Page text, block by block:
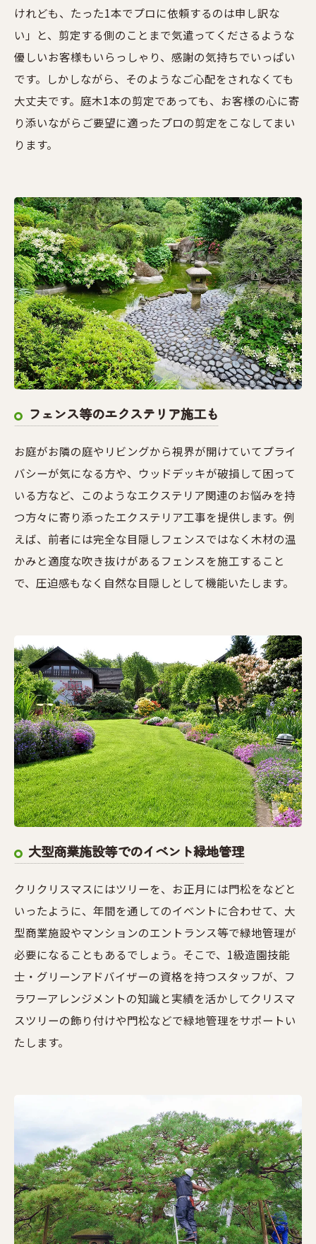
けれども、たった1本でプロに依頼するのは申し訳な
い」と、剪定する側のことまで気遣ってくださるような
優しいお客様もいらっしゃり、感謝の気持ちでいっぱい
です。しかしながら、そのようなご心配をされなくても
大丈夫です。庭木1本の剪定であっても、お客様の心に寄
り添いながらご要望に適ったプロの剪定をこなしてまい
ります。
フェンス等のエクステリア施工も
お庭がお隣の庭やリビングから視界が開けていてプライ
バシーが気になる方や、ウッドデッキが破損して困って
いる方など、このようなエクステリア関連のお悩みを持
つ方々に寄り添ったエクステリア工事を提供します。例
えば、前者には完全な目隠しフェンスではなく木材の温
かみと適度な吹き抜けがあるフェンスを施工すること
で、圧迫感もなく自然な目隠しとして機能いたします。
大型商業施設等でのイベント緑地管理
クリクリスマスにはツリーを、お正月には門松をなどと
いったように、年間を通してのイベントに合わせて、大
型商業施設やマンションのエントランス等で緑地管理が
必要になることもあるでしょう。そこで、1級造園技能
士・グリーンアドバイザーの資格を持つスタッフが、フ
ラワーアレンジメントの知識と実績を活かしてクリスマ
スツリーの飾り付けや門松などで緑地管理をサポートい
たします。